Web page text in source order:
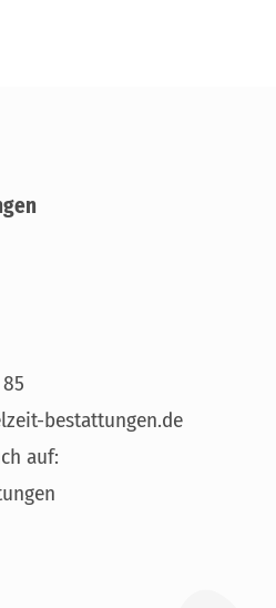
bestattungen.de
auf: